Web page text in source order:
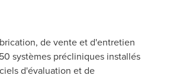
de vente et d'entretien
systèmes précliniques installés
d'évaluation et de